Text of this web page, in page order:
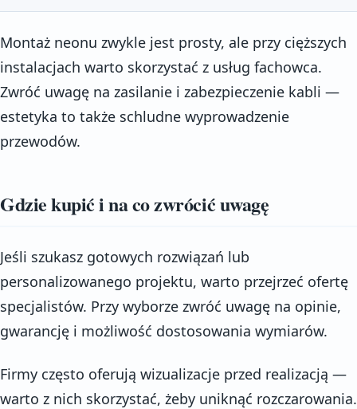
Montaż neonu zwykle jest prosty, ale przy cięższych
instalacjach warto skorzystać z usług fachowca.
Zwróć uwagę na zasilanie i zabezpieczenie kabli —
estetyka to także schludne wyprowadzenie
przewodów.
Gdzie kupić i na co zwrócić uwagę
Jeśli szukasz gotowych rozwiązań lub
personalizowanego projektu, warto przejrzeć ofertę
specjalistów. Przy wyborze zwróć uwagę na opinie,
gwarancję i możliwość dostosowania wymiarów.
Firmy często oferują wizualizacje przed realizacją —
warto z nich skorzystać, żeby uniknąć rozczarowania.